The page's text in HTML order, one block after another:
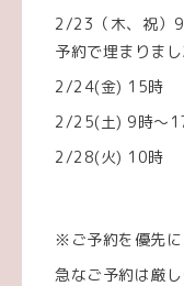
2/23（木、祝）
予約で埋まりま
2/24(金) 15時
2/25(土) 9時〜
2/28(火) 10時
※ご予約を優先
急なご予約は厳